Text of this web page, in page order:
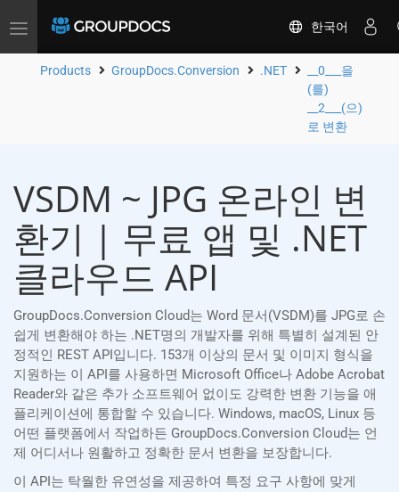
Toggle
한국어
Products GroupDocs.Conversion .NET
__0___을
(를)
__2___(으)
로 변환
VSDM ~ JPG 온라인 변
환기 | 무료 앱 및 .NET
클라우드 API
GroupDocs.Conversion Cloud는 Word 문서(VSDM)를 JPG로 손
쉽게 변환해야 하는 .NET명의 개발자를 위해 특별히 설계된 안
정적인 REST API입니다. 153개 이상의 문서 및 이미지 형식을
지원하는 이 API를 사용하면 Microsoft Office나 Adobe Acrobat
Reader와 같은 추가 소프트웨어 없이도 강력한 변환 기능을 애
플리케이션에 통합할 수 있습니다. Windows, macOS, Linux 등
어떤 플랫폼에서 작업하든 GroupDocs.Conversion Cloud는 언
제 어디서나 원활하고 정확한 문서 변환을 보장합니다.
이 API는 탁월한 유연성을 제공하여 특정 요구 사항에 맞게